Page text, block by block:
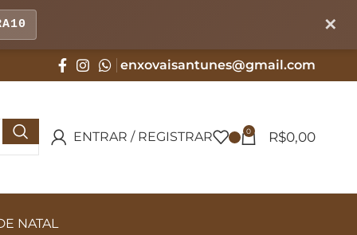
✕
enxovaisantunes@gmail.com
ENTRAR / REGISTRAR 0 R$0,00
NATAL